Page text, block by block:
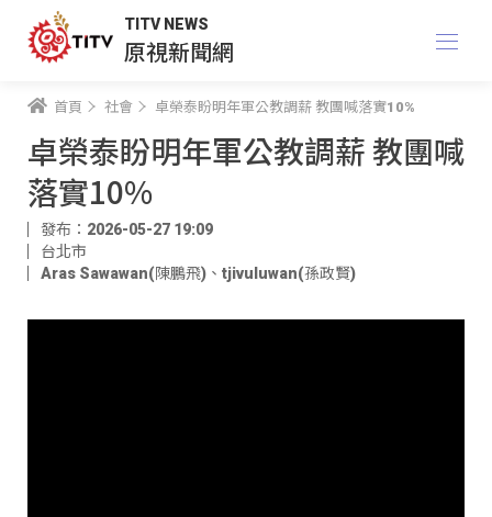
TITV NEWS
原視新聞網
首頁 社會 卓榮泰盼明年軍公教調薪 教團喊落實10%
卓榮泰盼明年軍公教調薪 教團喊
落實10%
發布：2026-05-27 19:09
台北市
Aras Sawawan(陳鵬飛) 、 tjivuluwan(孫政賢)